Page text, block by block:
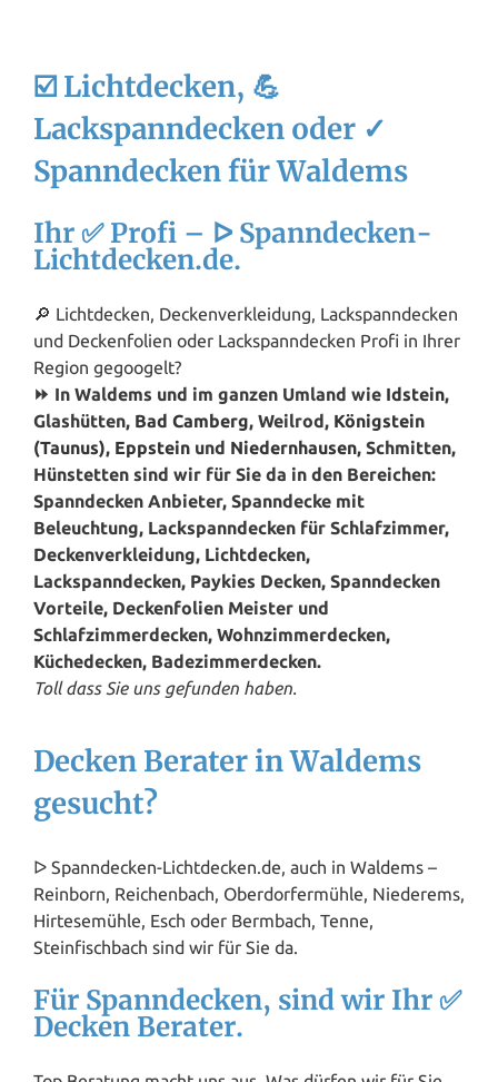
☑️ Lichtdecken, 💪
Lackspanndecken oder ✓
Spanndecken für Waldems
Ihr ✅ Profi – ᐅ Spanndecken-
Lichtdecken.de.
🔎 Lichtdecken, Deckenverkleidung, Lackspanndecken
und Deckenfolien oder Lackspanndecken Profi in Ihrer
Region gegoogelt?
⏩ In Waldems und im ganzen Umland wie Idstein,
Glashütten, Bad Camberg, Weilrod, Königstein
(Taunus), Eppstein und Niedernhausen, Schmitten,
Hünstetten sind wir für Sie da in den Bereichen:
Spanndecken Anbieter, Spanndecke mit
Beleuchtung, Lackspanndecken für Schlafzimmer,
Deckenverkleidung, Lichtdecken,
Lackspanndecken, Paykies Decken, Spanndecken
Vorteile, Deckenfolien Meister und
Schlafzimmerdecken, Wohnzimmerdecken,
Küchedecken, Badezimmerdecken.
Toll dass Sie uns gefunden haben.
Decken Berater in Waldems
gesucht?
ᐅ Spanndecken-Lichtdecken.de, auch in Waldems –
Reinborn, Reichenbach, Oberdorfermühle, Niederems,
Hirtesemühle, Esch oder Bermbach, Tenne,
Steinfischbach sind wir für Sie da.
Für Spanndecken, sind wir Ihr ✅
Decken Berater.